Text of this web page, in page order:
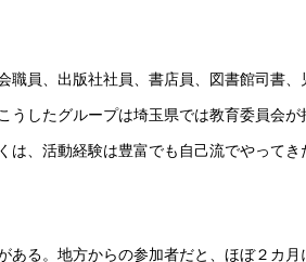
員、出版社社員、書店員、図書館司書
したグループは埼玉県では教育委員会
は、活動経験は豊富でも自己流でやって
ある。地方からの参加者だと、ほぼ２カ